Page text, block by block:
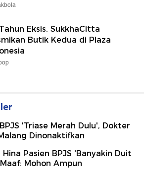
Eksis, SukkhaCitta
Butik Kedua di Plaza
'Triase Merah Dulu', Dokter
Dinonaktifkan
Pasien BPJS 'Banyakin Duit
Mohon Ampun